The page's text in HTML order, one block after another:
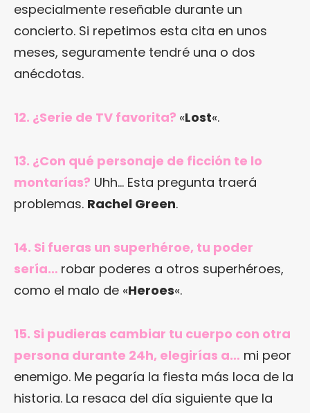
especialmente reseñable durante un
concierto. Si repetimos esta cita en unos
meses, seguramente tendré una o dos
anécdotas.
12. ¿Serie de TV favorita? «Lost«.
13. ¿Con qué personaje de ficción te lo
montarías? Uhh… Esta pregunta traerá
problemas. Rachel Green.
14. Si fueras un superhéroe, tu poder
sería… robar poderes a otros superhéroes,
como el malo de «Heroes«.
15. Si pudieras cambiar tu cuerpo con otra
persona durante 24h, elegirías a… mi peor
enemigo. Me pegaría la fiesta más loca de la
historia. La resaca del día siguiente que la